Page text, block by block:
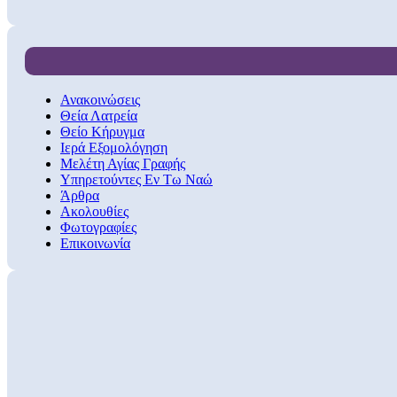
Ανακοινώσεις
Θεία Λατρεία
Θείο Κήρυγμα
Ιερά Εξομολόγηση
Μελέτη Αγίας Γραφής
Υπηρετούντες Εν Τω Ναώ
Άρθρα
Ακολουθίες
Φωτογραφίες
Επικοινωνία